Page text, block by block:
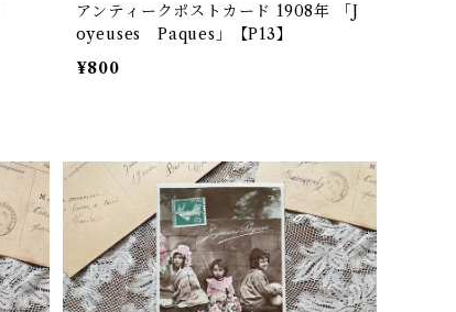
アンティークポストカード 1908年 「J
oyeuses Paques」【P13】
¥800